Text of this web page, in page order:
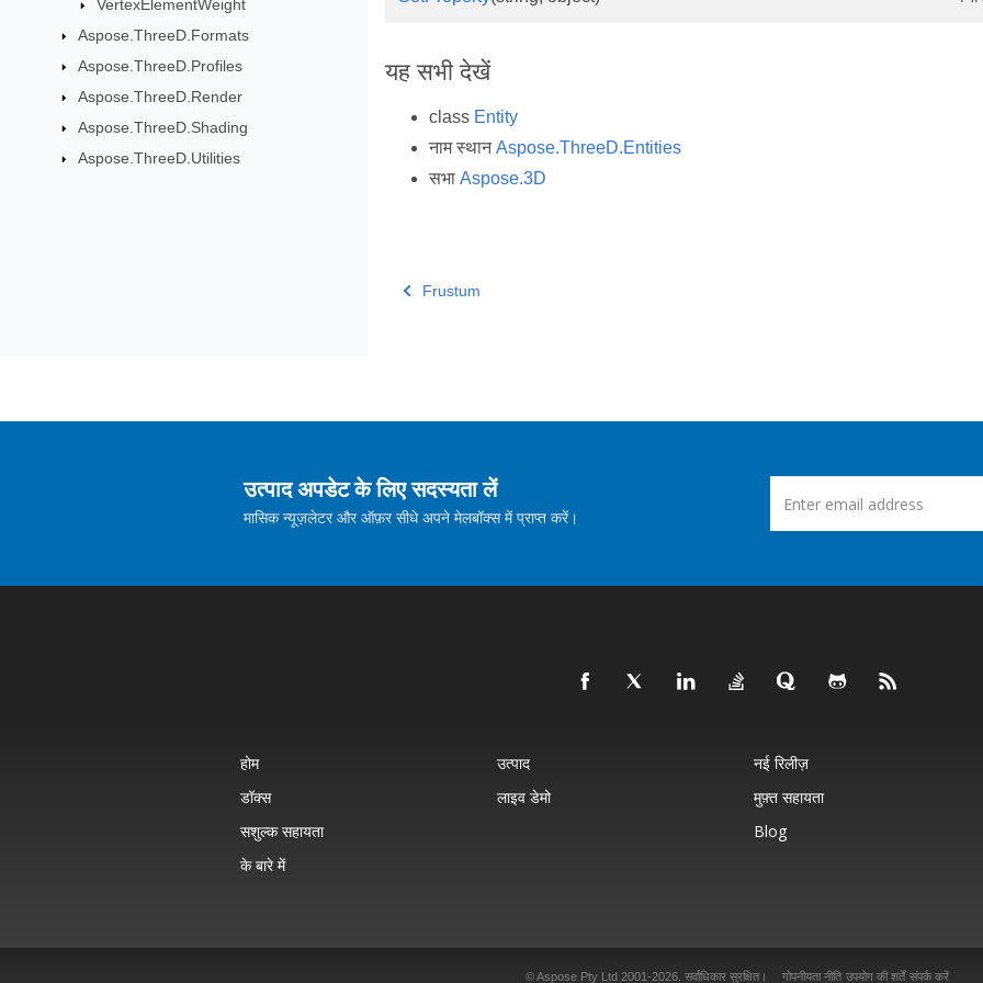
VertexElementWeight
Aspose.ThreeD.Formats
Aspose.ThreeD.Profiles
Aspose.ThreeD.Render
Aspose.ThreeD.Shading
Aspose.ThreeD.Utilities
यह सभी देखें
class Entity
नाम स्थानAspose.ThreeD.Entities
सभा Aspose.3D
Frustum
उत्पाद अपडेट के लिए सदस्यता लें
मासिक न्यूज़लेटर और ऑफ़र सीधे अपने मेलबॉक्स में प्राप्त करें।
होम उत्पाद नई रिलीज़
डॉक्स
लाइव डेमो मुफ़्त सहायता
सशुल्क सहायता
Blog
के बारे में
© Aspose Pty Ltd 2001-2026. सर्वाधिकार सुरक्षित। गोपनीयता नीति उपयोग की शर्तें संपर्क करें